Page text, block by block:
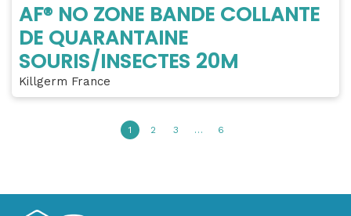
AF® NO ZONE BANDE COLLANTE
DE QUARANTAINE
SOURIS/INSECTES 20M
Killgerm France
1 2 3 … 6